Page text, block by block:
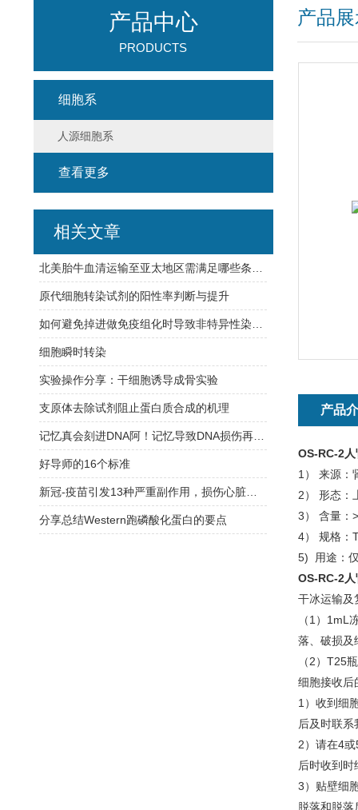
产品
产品
OS-RC-2
1） 来源：
2） 形态：
3） 含量：
4） 规格：
5) 用途：
OS-RC-2
干冰运输及
（1）1mL
落、破损及
（2）T25
细胞接收后
1）收到细
后及时联系
2）请在4
后时收到时
3）贴壁细
脱落和脱落
产品中心
PRODUCTS
细胞系
人源细胞系
查看更多
相关文章
原代细胞转染试剂的阳性率判断与提升
细胞瞬时转染
实验操作分享：干细胞诱导成骨实验
支原体去除试剂阻止蛋白质合成的机理
好导师的16个标准
分享总结Western跑磷酸化蛋白的要点